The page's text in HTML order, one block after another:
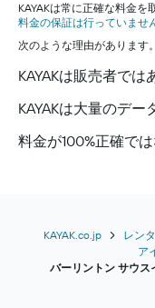
KAYAKは常に正確な料金を
料金の保証は行っていませ
次のような理由があります。
KAYAKは販売者では
KAYAKは大量のデ
料金が100%正確で
KAYAK.co.jp レン
ア
バーリントン サウス